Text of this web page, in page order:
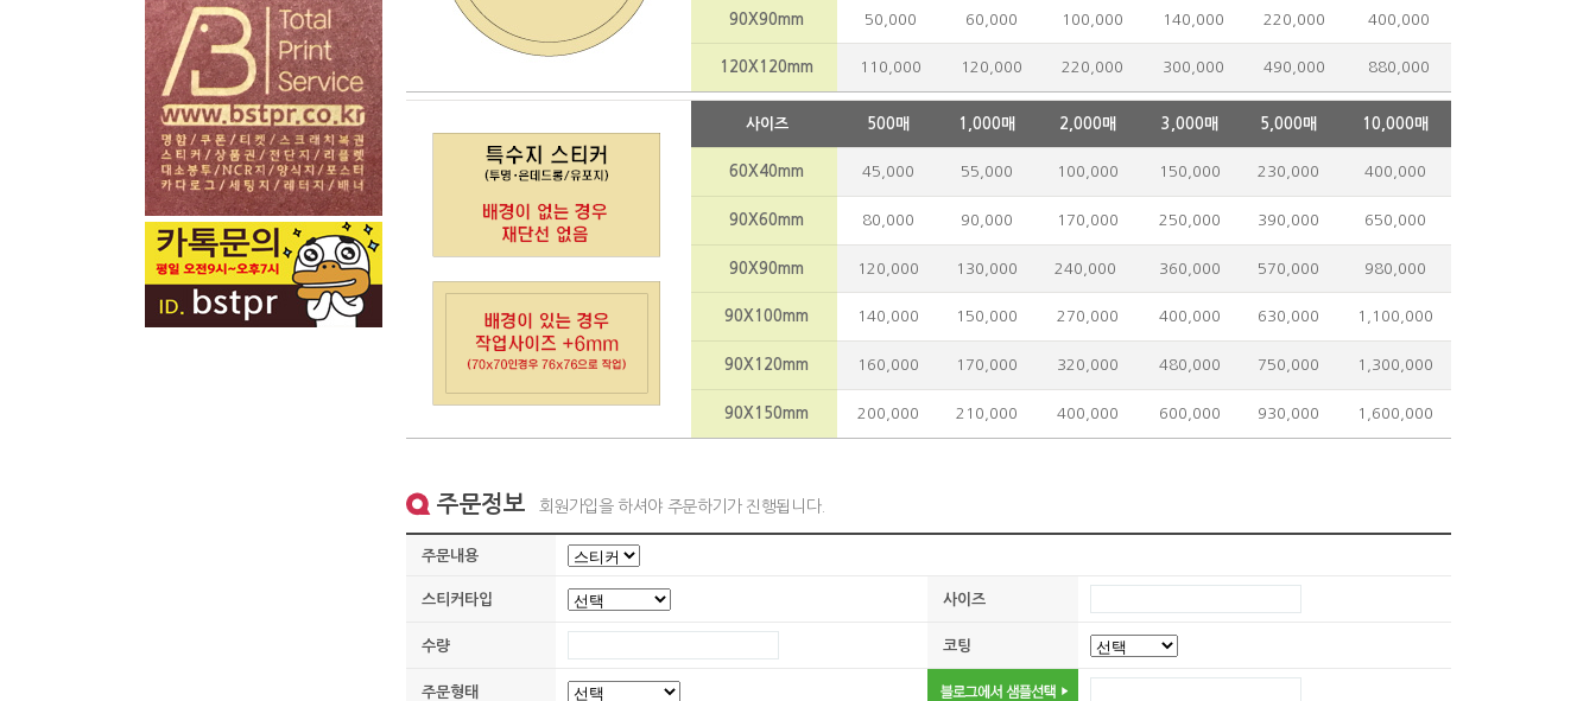
90X90mm 50,000 60,000 100,000 140,000 220,000 400,000
120X120mm 110,000 120,000 220,000 300,000 490,000 880,000
사이즈 500매 1,000매 2,000매 3,000매 5,000매 10,000매
60X40mm 45,000 55,000 100,000 150,000 230,000 400,000
90X60mm 80,000 90,000 170,000 250,000 390,000 650,000
90X90mm 120,000 130,000 240,000 360,000 570,000 980,000
90X100mm 140,000 150,000 270,000 400,000 630,000 1,100,000
90X120mm 160,000 170,000 320,000 480,000 750,000 1,300,000
90X150mm 200,000 210,000 400,000 600,000 930,000 1,600,000
주문정보 회원가입을 하셔야 주문하기가 진행됩니다.
주문내용
스티커타입 사이즈
수량 코팅
주문형태